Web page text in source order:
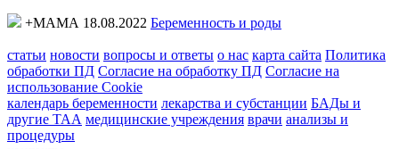
+МАМА 18.08.2022 Беременность и роды
статьи новости вопросы и ответы о нас карта сайта Политика
обработки ПД Согласие на обработку ПД Согласие на
использование Cookie
календарь беременности лекарства и субстанции БАДы и
другие ТАА медицинские учреждения врачи анализы и
процедуры